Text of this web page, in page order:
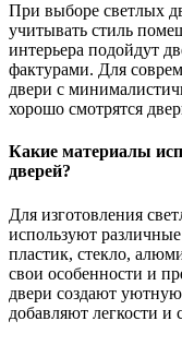
При выборе светлых
учитывать стиль
интерьера подойдут
фактурами. Для
двери с
хорошо смотрятся
Какие материалы
дверей?
Для изготовления
используют
пластик, стекло,
свои особенности и
двери создают
добавляют легкости и